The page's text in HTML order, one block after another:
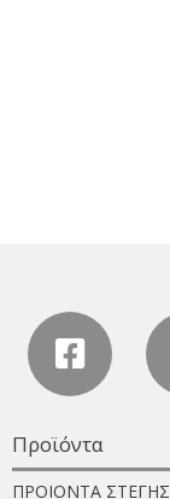
Προϊόντα
ΠΡΟΙΟΝΤΑ ΣΤΕΓΗΣ